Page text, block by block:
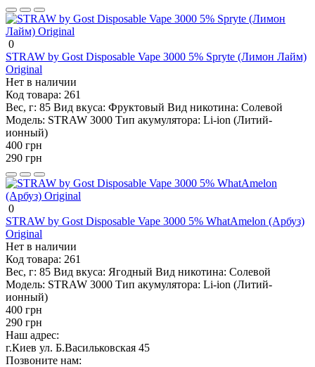
0
STRAW by Gost Disposable Vape 3000 5% Spryte (Лимон Лайм)
Original
Нет в наличии
Код товара: 261
Вес, г: 85 Вид вкуса: Фруктовый Вид никотина: Солевой
Модель: STRAW 3000 Тип акумулятора: Li-ion (Литий-
ионный)
400 грн
290 грн
0
STRAW by Gost Disposable Vape 3000 5% WhatAmelon (Арбуз)
Original
Нет в наличии
Код товара: 261
Вес, г: 85 Вид вкуса: Ягодный Вид никотина: Солевой
Модель: STRAW 3000 Тип акумулятора: Li-ion (Литий-
ионный)
400 грн
290 грн
Наш адрес:
г.Киев ул. Б.Васильковская 45
Позвоните нам: